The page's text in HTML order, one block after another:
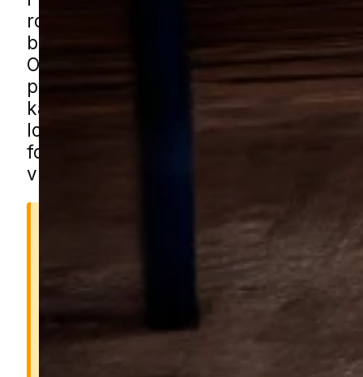
rolige og lukkede villaveje samt i
boligområder med både nye og ældre
Også grønne bælter og mindre
på bebyggelse kan blive
kan få muldvarphjælp i Viby J
lokale partnere. Udfyld blot
forbinder vi dig med en fagperson der
vurdere situationen og sætte
Derfor er muldvarpe et
problem
Muldvarpe kan hurtigt ødelægge
græsplæner og grønne områder